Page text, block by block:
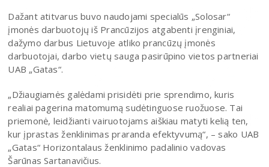
Dažant atitvarus buvo naudojami specialūs „Solosar“
įmonės darbuotojų iš Prancūzijos atgabenti įrenginiai,
dažymo darbus Lietuvoje atliko prancūzų įmonės
darbuotojai, darbo vietų sauga pasirūpino vietos partneriai
UAB „Gatas“.
„Džiaugiamės galėdami prisidėti prie sprendimo, kuris
realiai pagerina matomumą sudėtinguose ruožuose. Tai
priemonė, leidžianti vairuotojams aiškiau matyti kelią ten,
kur įprastas ženklinimas praranda efektyvumą“, – sako UAB
„Gatas“ Horizontalaus ženklinimo padalinio vadovas
Šarūnas Sartanavičius.